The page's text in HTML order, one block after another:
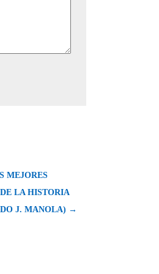
MEJORES
LA HISTORIA
J. MANOLA) →